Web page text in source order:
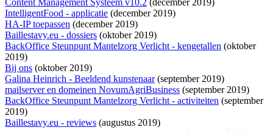
Content Management Systeem v10.2 (december 2019)
IntelligentFood - applicatie (december 2019)
HA-IP toepassen (december 2019)
Baillestavy.eu - dossiers (oktober 2019)
BackOffice Steunpunt Mantelzorg Verlicht - kengetallen (oktober
2019)
Bij ons (oktober 2019)
Galina Heinrich - Beeldend kunstenaar(september 2019)
mailserver en domeinen NovumAgriBusiness (september 2019)
BackOffice Steunpunt Mantelzorg Verlicht - activiteiten (september
2019)
Baillestavy.eu - reviews (augustus 2019)